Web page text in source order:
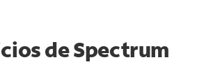
de Spectrum